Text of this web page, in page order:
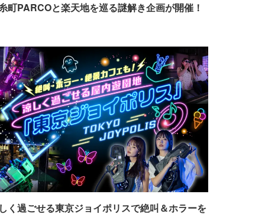
町PARCOと楽天地を巡る謎解き企画が開催！
く過ごせる東京ジョイポリスで絶叫＆ホラーを